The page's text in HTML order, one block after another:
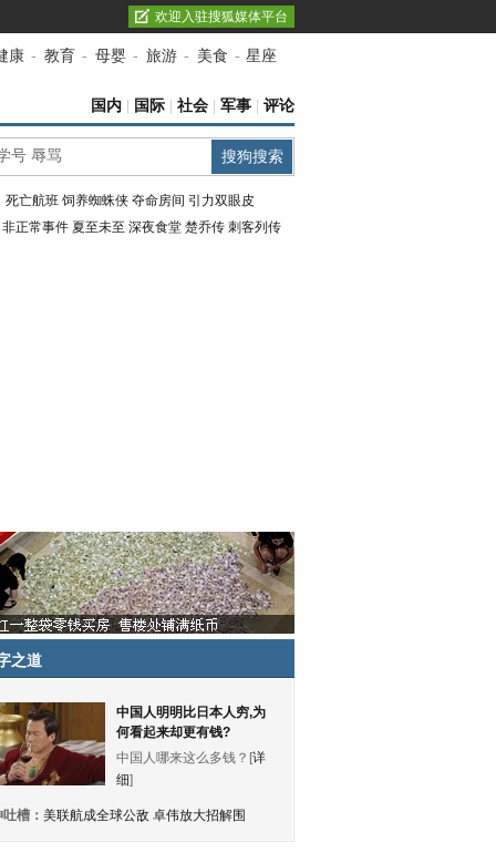
欢迎入驻搜狐媒体平台
康 - 教育 - 母婴 - 旅游 - 美食 - 星座
国内 国际 社会 军事 评论
死亡航班 饲养蜘蛛侠 夺命房间 引力双眼皮
非正常事件 夏至未至 深夜食堂 楚乔传 刺客列传
之道
中国人明明比日本人穷,为
何看起来却更有钱?
中国人哪来这么多钱？[详
细]
槽： 美联航成全球公敌 卓伟放大招解围